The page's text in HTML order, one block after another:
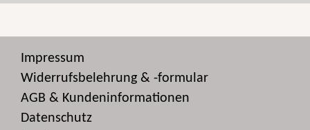
Impressum
Widerrufsbelehrung & -formular
AGB & Kundeninformationen
Datenschutz